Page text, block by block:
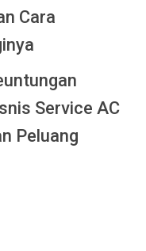
Cara
Service AC
Peluang